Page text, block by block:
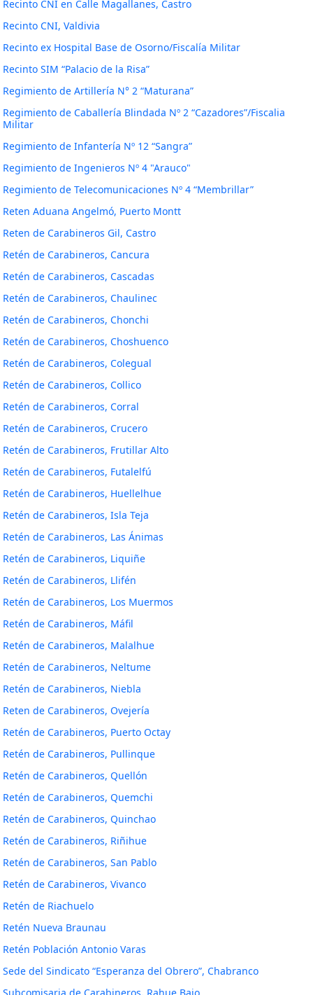
Recinto CNI en Calle Magallanes, Castro
Recinto CNI, Valdivia
Recinto ex Hospital Base de Osorno/Fiscalía Militar
Recinto SIM “Palacio de la Risa”
Regimiento de Artillería N° 2 “Maturana”
Regimiento de Caballería Blindada Nº 2 “Cazadores”/Fiscalia
Militar
Regimiento de Infantería Nº 12 “Sangra”
Regimiento de Ingenieros Nº 4 "Arauco"
Regimiento de Telecomunicaciones Nº 4 “Membrillar”
Reten Aduana Angelmó, Puerto Montt
Reten de Carabineros Gil, Castro
Retén de Carabineros, Cancura
Retén de Carabineros, Cascadas
Retén de Carabineros, Chaulinec
Retén de Carabineros, Chonchi
Retén de Carabineros, Choshuenco
Retén de Carabineros, Colegual
Retén de Carabineros, Collico
Retén de Carabineros, Corral
Retén de Carabineros, Crucero
Retén de Carabineros, Frutillar Alto
Retén de Carabineros, Futalelfú
Retén de Carabineros, Huellelhue
Retén de Carabineros, Isla Teja
Retén de Carabineros, Las Ánimas
Retén de Carabineros, Liquiñe
Retén de Carabineros, Llifén
Retén de Carabineros, Los Muermos
Retén de Carabineros, Máfil
Retén de Carabineros, Malalhue
Retén de Carabineros, Neltume
Retén de Carabineros, Niebla
Reten de Carabineros, Ovejería
Retén de Carabineros, Puerto Octay
Retén de Carabineros, Pullinque
Retén de Carabineros, Quellón
Retén de Carabineros, Quemchi
Retén de Carabineros, Quinchao
Retén de Carabineros, Riñihue
Retén de Carabineros, San Pablo
Retén de Carabineros, Vivanco
Retén de Riachuelo
Retén Nueva Braunau
Retén Población Antonio Varas
Sede del Sindicato “Esperanza del Obrero”, Chabranco
Subcomisaria de Carabineros, Rahue Bajo